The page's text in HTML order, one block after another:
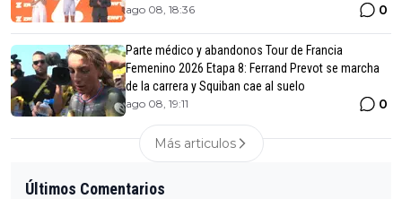
ago 08, 18:36 0
Parte médico y abandonos Tour de Francia
Femenino 2026 Etapa 8: Ferrand Prevot se marcha
de la carrera y Squiban cae al suelo
ago 08, 19:11 0
Más articulos
Últimos Comentarios